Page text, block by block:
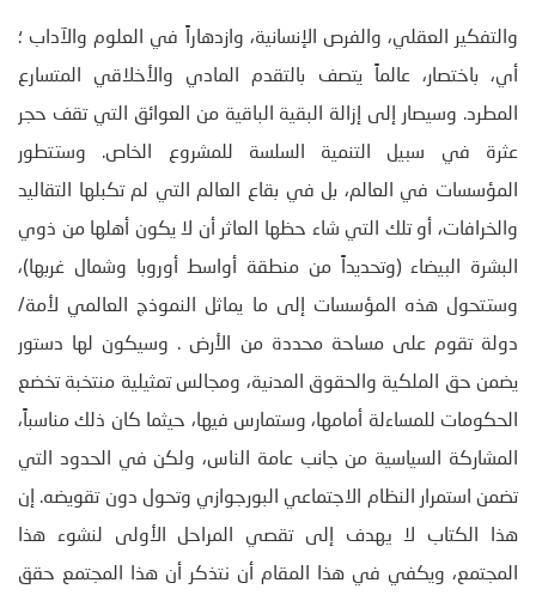
والتفكير العقلي، والفرص الإنسانية، وازدهاراً في العلوم والآداب ؛
أي، باختصار، عالماً يتصف بالتقدم المادي والأخلاقي المتسارع
المطرد. وسيصار إلى إزالة البقية الباقية من العوائق التي تقف حجر
عثرة في سبيل التنمية السلسة للمشروع الخاص. وستتطور
المؤسسات في العالم، بل في بقاع العالم التي لم تكبلها التقاليد
والخرافات، أو تلك التي شاء حظها العاثر أن لا يكون أهلها من ذوي
البشرة البيضاء (وتحديداً من منطقة أواسط أوروبا وشمال غربها)،
وستتحول هذه المؤسسات إلى ما يماثل النموذج العالمي لأمة/
دولة تقوم على مساحة محددة من الأرض . وسيكون لها دستور
يضمن حق الملكية والحقوق المدنية، ومجالس تمثيلية منتخبة تخضع
الحكومات للمساءلة أمامها، وستمارس فيها، حيثما كان ذلك مناسباً،
المشاركة السياسية من جانب عامة الناس، ولكن في الحدود التي
تضمن استمرار النظام الاجتماعي البورجوازي وتحول دون تقويضه. إن
هذا الكتاب لا يهدف إلى تقصي المراحل الأولى لنشوء هذا
المجتمع، ويكفي في هذا المقام أن نتذكر أن هذا المجتمع حقق